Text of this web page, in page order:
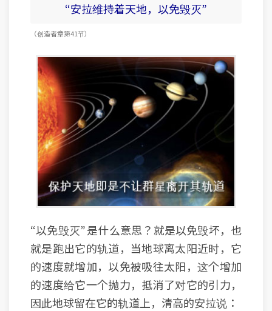
“安拉维持着天地，以免毁灭”
（创造者 章 第41节）
“以免毁灭” 是什么意思？就是以免毁坏，也
就是跑出它的轨道，当地球离太阳近时，它
的速度就增加，以免被吸往太阳，这个增加
的速度给它一个抛力，抵消了对它的引力，
因此地球留在它的轨道上，清高的安拉说：